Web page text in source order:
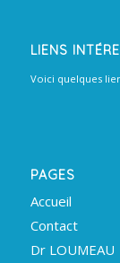
LIENS
Voici quelques
PAGES
Accueil
Contact
Dr LOUMEAU